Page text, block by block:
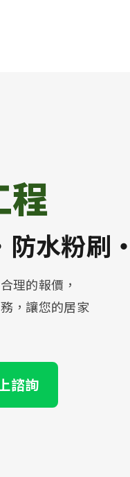
程
水粉刷
理的報價，
，讓您的居家
諮詢